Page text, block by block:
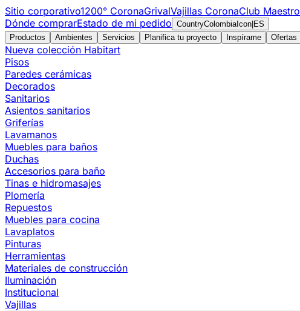
Sitio corporativo1200° CoronaGrivalVajillas CoronaClub
Dónde comprarEstado de mi pedido CountryColombiaIcon ES
Productos
Ambientes Servicios Planifica tu proyecto Inspírame Ofertas
Nueva colección Habitart
Pisos
Paredes cerámicas
Decorados
Sanitarios
Asientos sanitarios
Griferías
Lavamanos
Muebles para baños
Duchas
Accesorios para baño
Tinas e hidromasajes
Plomería
Repuestos
Muebles para cocina
Lavaplatos
Pinturas
Herramientas
Materiales de construcción
Iluminación
Institucional
Vajillas